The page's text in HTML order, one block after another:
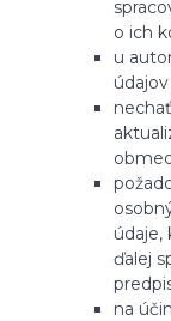
o ich
u
údaje,
ďalej
na